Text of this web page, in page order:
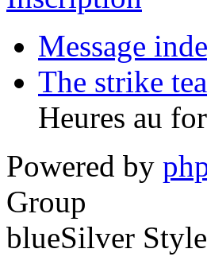
Message
The strike
Heures au
Powered by
Group
blueSilver